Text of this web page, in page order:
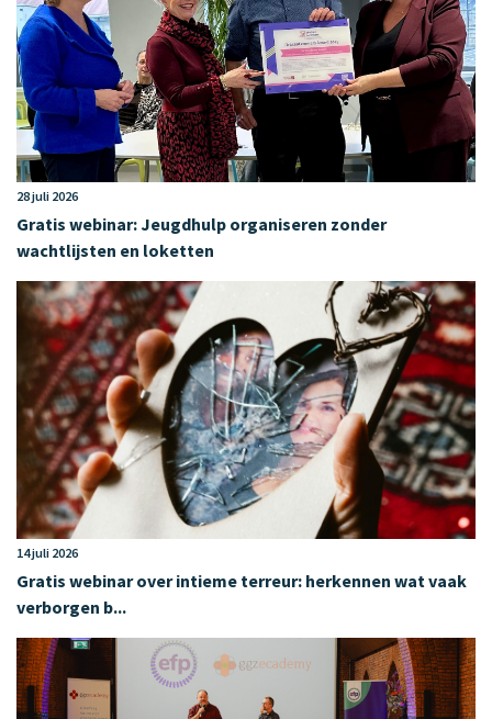
28 juli 2026
Gratis webinar: Jeugdhulp organiseren zonder
wachtlijsten en loketten
14 juli 2026
Gratis webinar over intieme terreur: herkennen wat vaak
verborgen b...